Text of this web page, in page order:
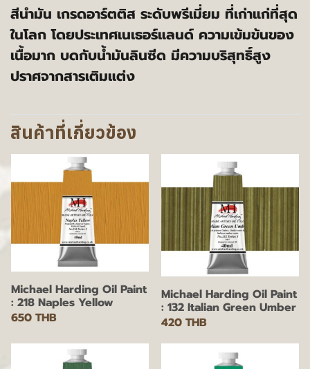
สีนำมัน เกรดอาร์ตติส ระดับพรีเมี่ยม ที่เก่าแก่ที่สุด
ในโลก โดยประเทศเนเธอร์แลนด์ ความเข้มข้นของ
เนื้อมาก บดกับน้ำมันลินซีด มีความบริสุทธิ์สูง
ปราศจากสารเติมแต่ง
สินค้าที่เกี่ยวข้อง
Michael Harding Oil Paint
: 218 Naples Yellow
650 THB
Michael Harding Oil Paint
: 132 Italian Green Umber
420 THB